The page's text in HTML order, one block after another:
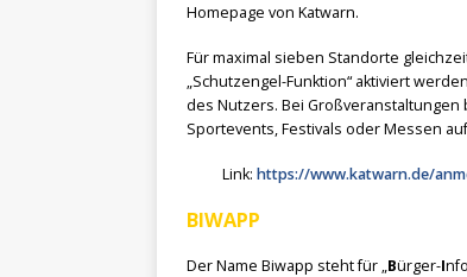
Homepage von Katwarn.
Für maximal sieben Standorte
„Schutzengel-Funktion“ aktiviert
des Nutzers. Bei
Sportevents, Festivals oder Messen
Link: https://www.katwarn.de/
BIWAPP
Der Name Biwapp steht für „Bürger-I